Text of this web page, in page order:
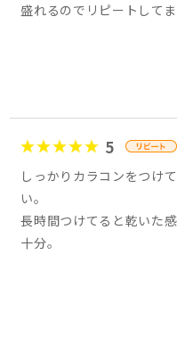
盛れるのでリピートしてま
5
しっかりカラコンをつけ
い。
長時間つけてると乾いた
十分。